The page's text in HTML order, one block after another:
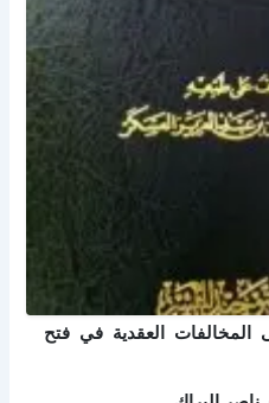
المخالفات العقدية في فتح